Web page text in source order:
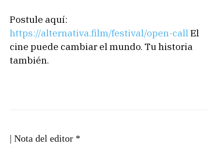
Postule aquí:
https://alternativa.film/festival/open-callEl
cine puede cambiar el mundo. Tu historia
también.
| Nota del editor *